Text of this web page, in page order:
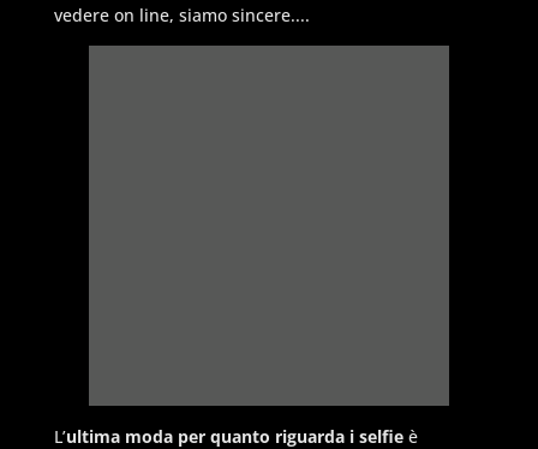
vedere on line, siamo sincere....
L’ultima moda per quanto riguarda i selfieè